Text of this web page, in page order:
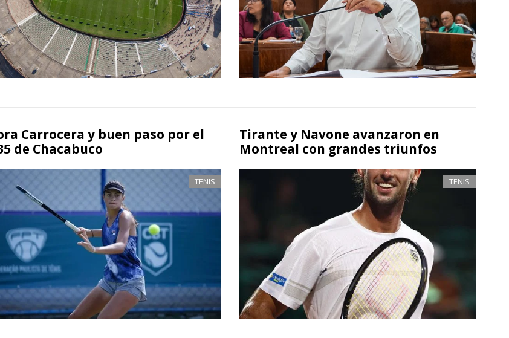
Carrocera y buen paso por el
de Chacabuco
TENIS
Tirante y Navone avanzaron en
Montreal con grandes triunfos
TENIS